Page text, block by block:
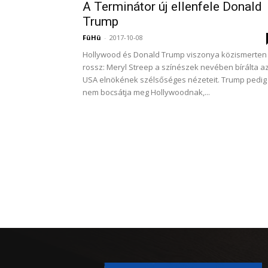
A Terminátor új ellenfele Donald
Trump
FüHü - 2017-10-08
Hollywood és Donald Trump viszonya közismerten
rossz: Meryl Streep a színészek nevében bírálta
USA elnökének szélsőséges nézeteit. Trump pedig
nem bocsátja meg Hollywoodnak,...